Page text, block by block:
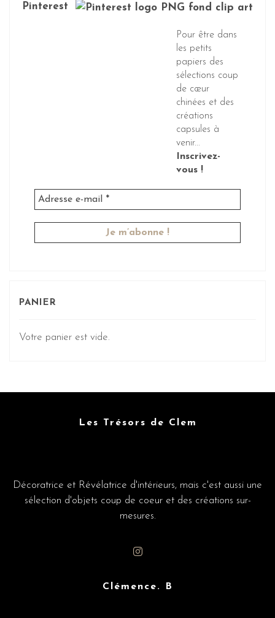
Pinterest
Pour être dans
les petits
papiers des
sélections coup
de cœur
chinées et des
créations
capsules à
venir...
Inscrivez-
vous !
PANIER
Votre panier est vide.
Les Trésors de Clem
Décoratrice et Révélatrice d'intérieurs, mais c'est aussi une
sélection d'objets coup de coeur et des créations sur-
mesures.
Clémence. B